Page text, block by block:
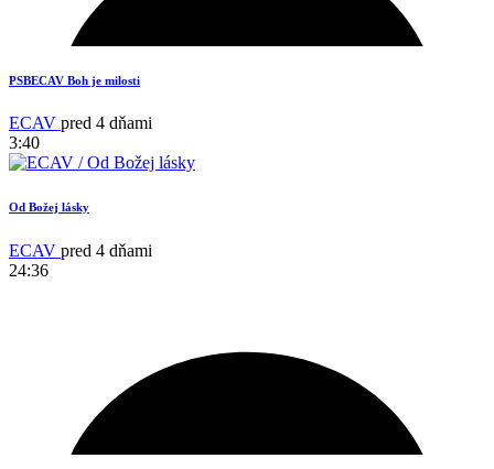
13
PSBECAV Boh je milosti
ECAV pred 4 dňami
3:40
Od Božej lásky
ECAV pred 4 dňami
24:36